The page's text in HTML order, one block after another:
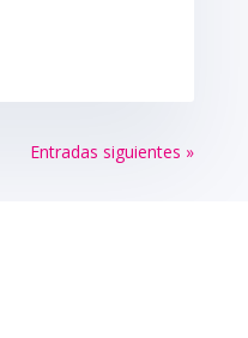
Entradas siguientes »